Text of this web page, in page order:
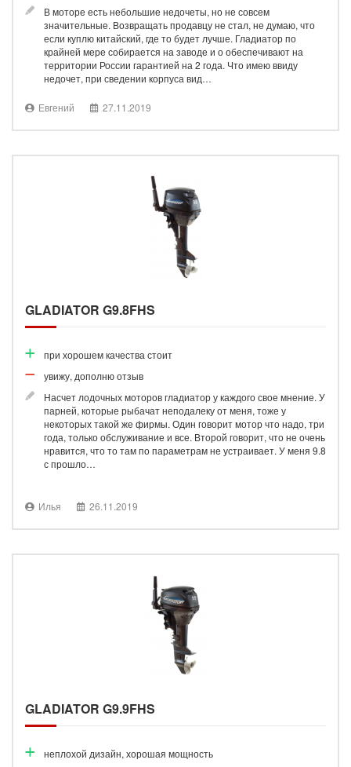
В моторе есть небольшие недочеты, но не совсем
значительные. Возвращать продавцу не стал, не думаю, что
если куплю китайский, где то будет лучше. Гладиатор по
крайней мере собирается на заводе и о обеспечивают на
территории России гарантией на 2 года. Что имею ввиду
недочет, при сведении корпуса вид…
Евгений 27.11.2019
GLADIATOR G9.8FHS
при хорошем качества стоит
увижу, дополню отзыв
Насчет лодочных моторов гладиатор у каждого свое мнение. У
парней, которые рыбачат неподалеку от меня, тоже у
некоторых такой же фирмы. Один говорит мотор что надо, три
года, только обслуживание и все. Второй говорит, что не очень
нравится, что то там по параметрам не устраивает. У меня 9.8
с прошло…
Илья 26.11.2019
GLADIATOR G9.9FHS
неплохой дизайн, хорошая мощность